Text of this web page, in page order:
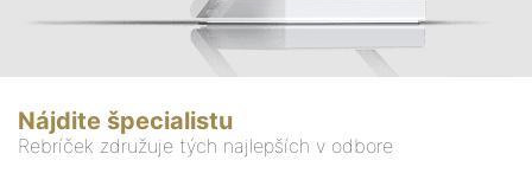
Nájdite špecialistu
Rebríček združuje tých najlepších v odbore